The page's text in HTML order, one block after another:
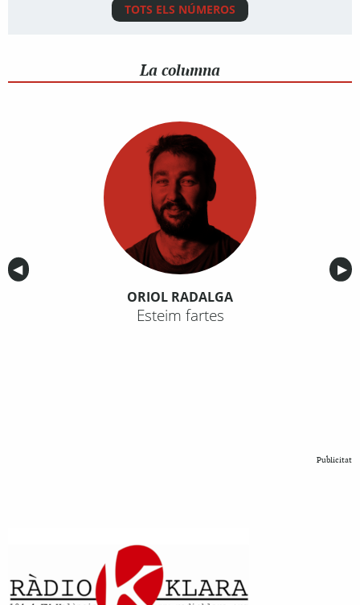
TOTS ELS NÚMEROS
La columna
Anterior
◀︎ ▶︎
ORIOL RADALGA
Esteim fartes
Publicitat